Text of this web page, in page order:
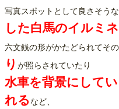
写真スポットとして良さそうな
した白馬のイルミ
六文銭の形がかたどられてそ
り が照らされていたり
水車を背景にして
れる など、